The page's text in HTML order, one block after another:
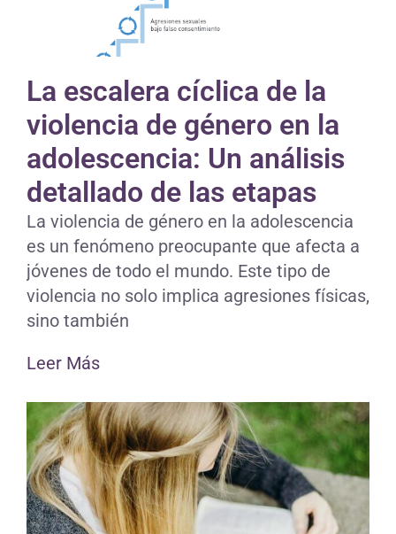
La escalera cíclica de la
violencia de género en la
adolescencia: Un análisis
detallado de las etapas
La violencia de género en la adolescencia
es un fenómeno preocupante que afecta a
jóvenes de todo el mundo. Este tipo de
violencia no solo implica agresiones físicas,
sino también
Leer Más